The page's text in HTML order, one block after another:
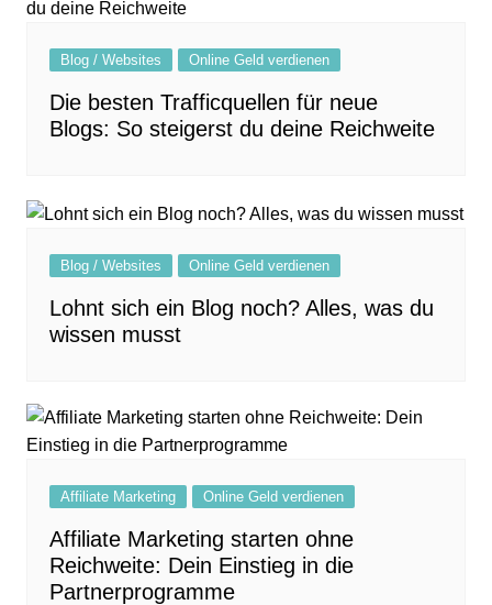
Blog / Websites Online Geld verdienen
Die besten Trafficquellen für neue
Blogs: So steigerst du deine Reichweite
Blog / Websites Online Geld verdienen
Lohnt sich ein Blog noch? Alles, was du
wissen musst
Affiliate Marketing Online Geld verdienen
Affiliate Marketing starten ohne
Reichweite: Dein Einstieg in die
Partnerprogramme